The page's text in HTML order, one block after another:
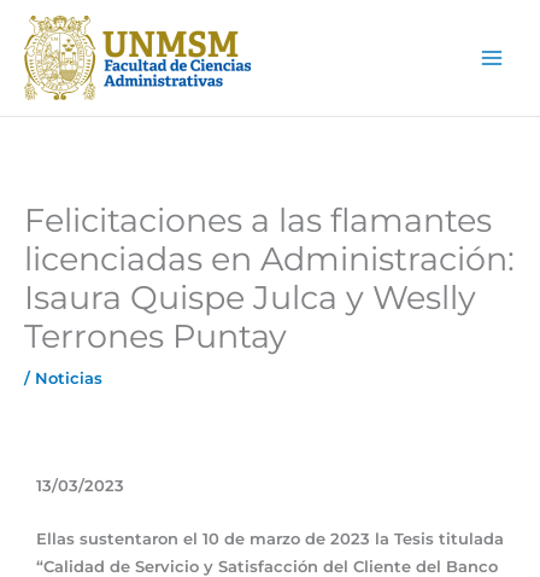
contenido
Felicitaciones a las flamantes
licenciadas en Administración:
Isaura Quispe Julca y Weslly
Terrones Puntay
/ Noticias
13/03/2023
Ellas sustentaron el 10 de marzo de 2023 la Tesis titulada
“Calidad de Servicio y Satisfacción del Cliente del Banco